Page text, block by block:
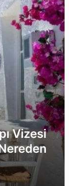
Vizesi